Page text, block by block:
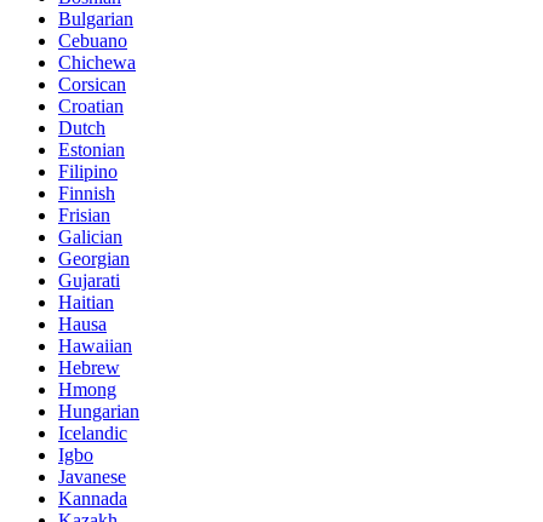
Bulgarian
Cebuano
Chichewa
Corsican
Croatian
Dutch
Estonian
Filipino
Finnish
Frisian
Galician
Georgian
Gujarati
Haitian
Hausa
Hawaiian
Hebrew
Hmong
Hungarian
Icelandic
Igbo
Javanese
Kannada